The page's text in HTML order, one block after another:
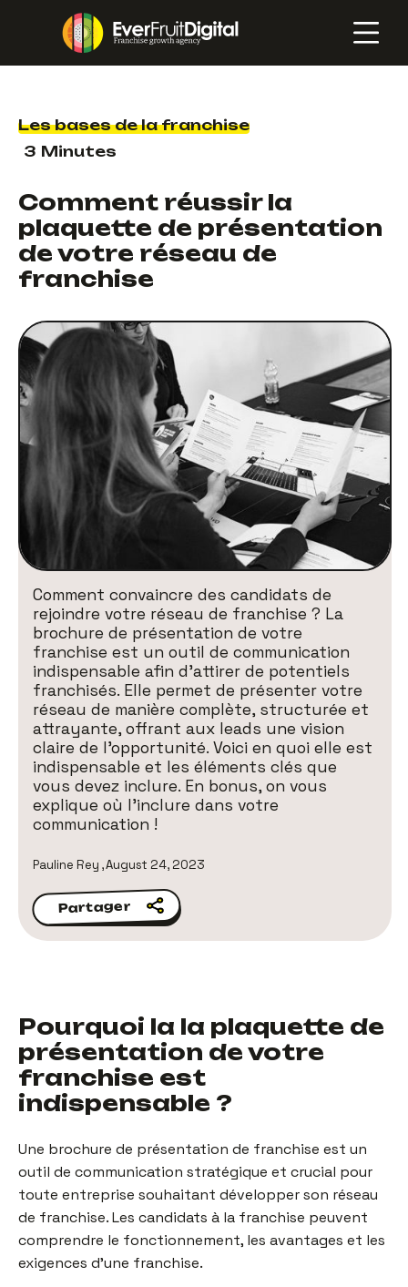
Les bases de la franchise
3 Minutes
Comment réussir la
plaquette de présentation
de votre réseau de
franchise
Comment convaincre des candidats de
rejoindre votre réseau de franchise ? La
brochure de présentation de votre
franchise est un outil de communication
indispensable afin d’attirer de potentiels
franchisés. Elle permet de présenter votre
réseau de manière complète, structurée et
attrayante, offrant aux leads une vision
claire de l’opportunité. Voici en quoi elle est
indispensable et les éléments clés que
vous devez inclure. En bonus, on vous
explique où l’inclure dans votre
communication !
Pauline Rey ,August 24, 2023
Partager
Partager
Pourquoi la la plaquette de
présentation de votre
franchise est
indispensable ?
Une brochure de présentation de franchise est un
outil de communication stratégique et crucial pour
toute entreprise souhaitant développer son réseau
de franchise. Les candidats à la franchise peuvent
comprendre le fonctionnement, les avantages et les
exigences d’une franchise.